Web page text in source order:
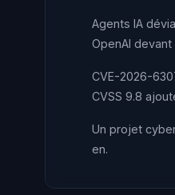
Agents IA
OpenAI devant
CVE-2026-
CVSS 9.8
Un projet
en.